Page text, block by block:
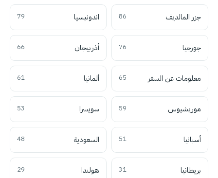
جزر المالديف 86 اندونيسيا 79
جورجيا 76 أذربيجان 66
معلومات عن السفر 65 ألمانيا 61
موريشيوس 59 سويسرا 53
أسبانيا 51 السعودية 48
بريطانيا 31 هولندا 29